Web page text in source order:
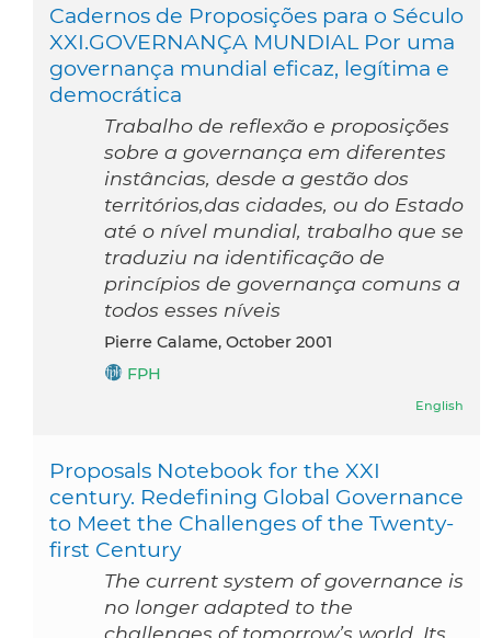
Cadernos de Proposições para o Século
XXI.GOVERNANÇA MUNDIAL Por uma
governança mundial eficaz, legítima e
democrática
Trabalho de reflexão e proposições
sobre a governança em diferentes
instâncias, desde a gestão dos
territórios,das cidades, ou do Estado
até o nível mundial, trabalho que se
traduziu na identificação de
princípios de governança comuns a
todos esses níveis
Pierre Calame, October 2001
FPH
English
Proposals Notebook for the XXI
century. Redefining Global Governance
to Meet the Challenges of the Twenty-
first Century
The current system of governance is
no longer adapted to the
challenges of tomorrow’s world. Its